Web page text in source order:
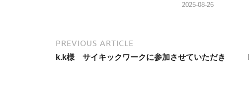
2025-08-26
PREVIOUS ARTICLE
k.k様 サイキックワークに参加させていただき